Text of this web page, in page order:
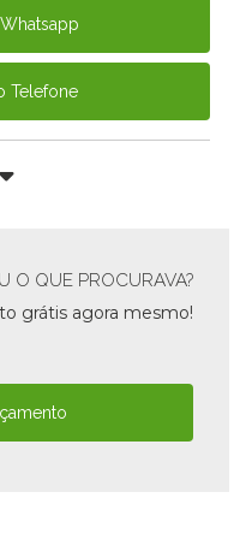
Telefone
O QUE PROCURAVA?
grátis agora mesmo!